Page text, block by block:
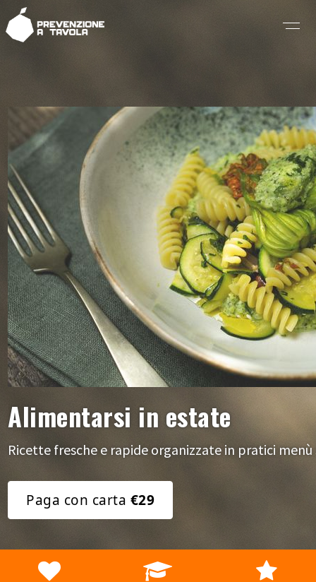
Alimentarsi in estate
Ricette fresche e rapide organizzate in pratici
Paga con carta €29